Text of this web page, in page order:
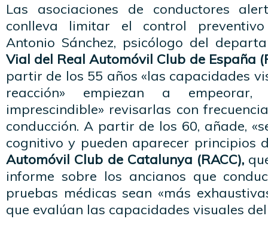
Las asociaciones de conductores
conlleva limitar el control
Antonio Sánchez, psicólogo del
Vial del Real Automóvil Club de España
partir de los 55 años «las capacidades
reacción» empiezan a
imprescindible» revisarlas con
conducción. A partir de los 60, añade,
cognitivo y pueden aparecer principios
Automóvil Club de Catalunya (RACC),
informe sobre los ancianos que
pruebas médicas sean «más
que evalúan las capacidades visuales